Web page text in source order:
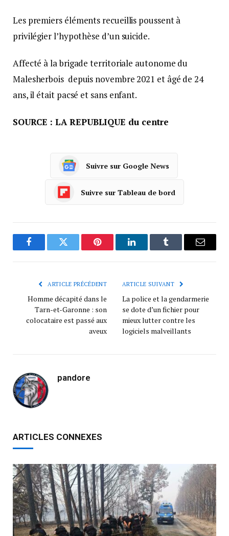
Les premiers éléments recueillis poussent à
privilégier l’hypothèse d’un suicide.
Affecté à la brigade territoriale autonome du
Malesherbois depuis novembre 2021 et âgé de 24
ans, il était pacsé et sans enfant.
SOURCE : LA REPUBLIQUE du centre
Suivre sur Google News
Suivre sur Tableau de bord
FacebookTwitter Pinterest LinkedInTumblr
ARTICLE PRÉCÉDENT
Homme décapité dans le
Tarn-et-Garonne : son
colocataire est passé aux
aveux
ARTICLE SUIVANT
La police et la gendarmerie
se dote d’un fichier pour
mieux lutter contre les
logiciels malveillants
pandore
ARTICLES CONNEXES